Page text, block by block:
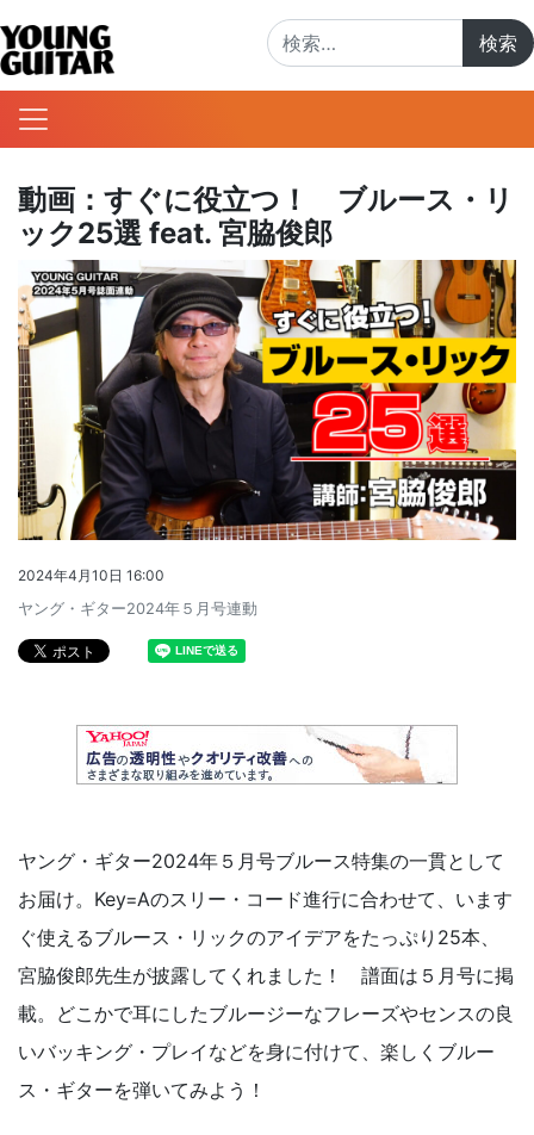
動画：すぐに役立つ！ ブルース・リ
ック25選 feat. 宮脇俊郎
2024年4月10日 16:00
ヤング・ギター2024年５月号連動
ヤング・ギター2024年５月号ブルース特集の一貫として
お届け。Key=Aのスリー・コード進行に合わせて、います
ぐ使えるブルース・リックのアイデアをたっぷり25本、
宮脇俊郎先生が披露してくれました！ 譜面は５月号に掲
載。どこかで耳にしたブルージーなフレーズやセンスの良
いバッキング・プレイなどを身に付けて、楽しくブルー
ス・ギターを弾いてみよう！